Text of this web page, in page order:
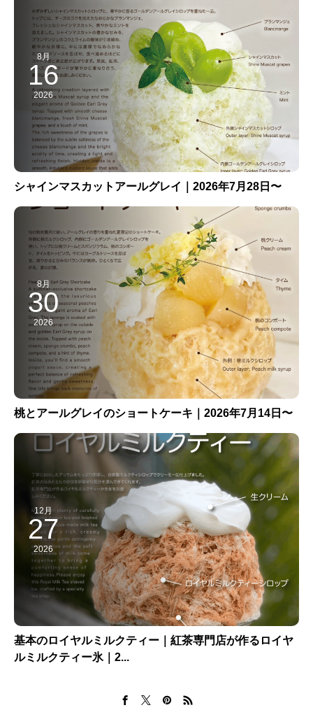
8月
16
2026
シャインマスカットアールグレイ｜2026年7月28日〜
8月
30
2026
桃とアールグレイのショートケーキ｜2026年7月14日〜
12月
27
2026
基本のロイヤルミルクティー｜紅茶専門店が作るロイヤ
ルミルクティー氷｜2...